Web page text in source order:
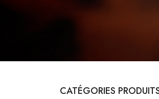
CATÉGORIES